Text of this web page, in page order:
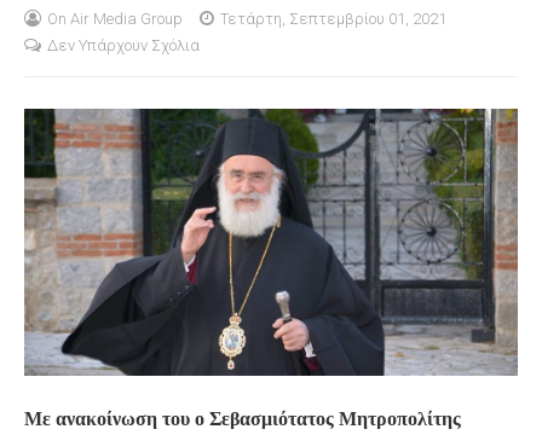
On Air Media Group
Τετάρτη, Σεπτεμβρίου 01, 2021
Δεν Υπάρχουν Σχόλια
Με ανακοίνωση του ο Σεβασμιότατος Μητροπολίτης